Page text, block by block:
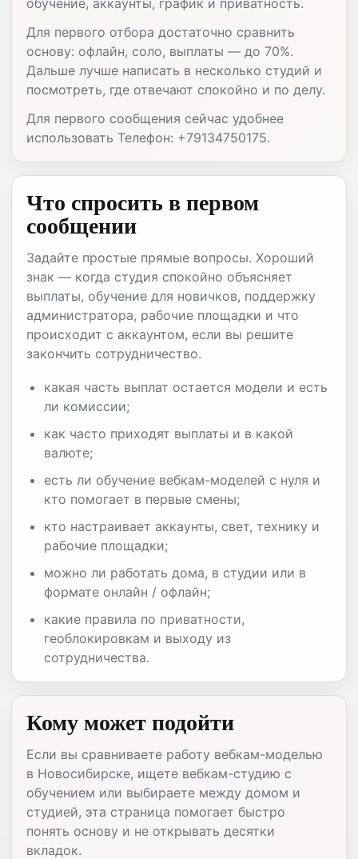
Для первого отбора достаточно сравнить
основу: офлайн, соло, выплаты — до 70%.
Дальше лучше написать в несколько студий и
посмотреть, где отвечают спокойно и по делу.
Для первого сообщения сейчас удобнее
использовать Телефон: +79134750175.
Что спросить в первом
сообщении
Задайте простые прямые вопросы. Хороший
знак — когда студия спокойно объясняет
выплаты, обучение для новичков, поддержку
администратора, рабочие площадки и что
происходит с аккаунтом, если вы решите
закончить сотрудничество.
какая часть выплат остается модели и есть
ли комиссии;
как часто приходят выплаты и в какой
валюте;
есть ли обучение вебкам-моделей с нуля и
кто помогает в первые смены;
кто настраивает аккаунты, свет, технику и
рабочие площадки;
можно ли работать дома, в студии или в
формате онлайн / офлайн;
какие правила по приватности,
геоблокировкам и выходу из
сотрудничества.
Кому может подойти
Если вы сравниваете работу вебкам-моделью
в Новосибирске, ищете вебкам-студию с
обучением или выбираете между домом и
студией, эта страница помогает быстро
понять основу и не открывать десятки
вкладок.